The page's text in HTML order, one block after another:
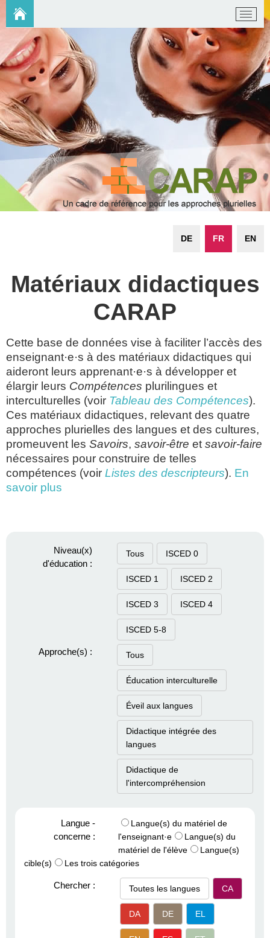
EN
FR
DE
Matériaux didactiques
CARAP
Cette base de données vise à faciliter l’accès des
enseignant·e·s à des matériaux didactiques qui
aideront leurs apprenant·e·s à développer et
élargir leurs Compétences plurilingues et
interculturelles (voir Tableau des Compétences).
Ces matériaux didactiques, relevant des quatre
approches plurielles des langues et des cultures,
promeuvent les Savoirs, savoir-être et savoir-faire
nécessaires pour construire de telles
compétences (voir Listes des descripteurs). En
savoir plus
Niveau(x)
d'éducation :
Tous ISCED 0
ISCED 1 ISCED 2
ISCED 3 ISCED 4
ISCED 5-8
Approche(s) : Tous
Éducation interculturelle
Éveil aux langues
Didactique intégrée des
langues
Didactique de
l'intercompréhension
Langue -
concerne :
Langue(s) du matériel de
l'enseignant·e
Langue(s) du
matériel de l'élève
Langue(s)
cible(s)
Les trois catégories
Chercher : Toutes les langues CA
DA DE EL